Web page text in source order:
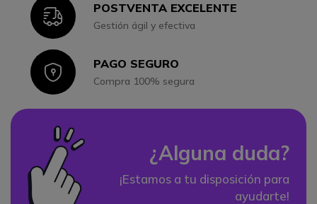
IconPOSTVENTA EXCELENTE
Gestión ágil y efectiva
IconPAGO SEGURO
Compra 100% segura
¿Alguna duda?
¡Estamos a tu disposición para
ayudarte!